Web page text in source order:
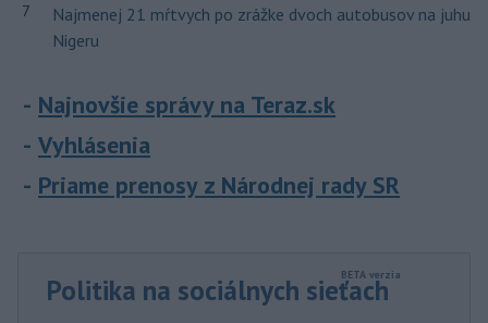
7
Najmenej 21 mŕtvych po zrážke dvoch autobusov na juhu
Nigeru
Najnovšie správy na Teraz.sk
Vyhlásenia
Priame prenosy z Národnej rady SR
Politika na sociálnych sieťach